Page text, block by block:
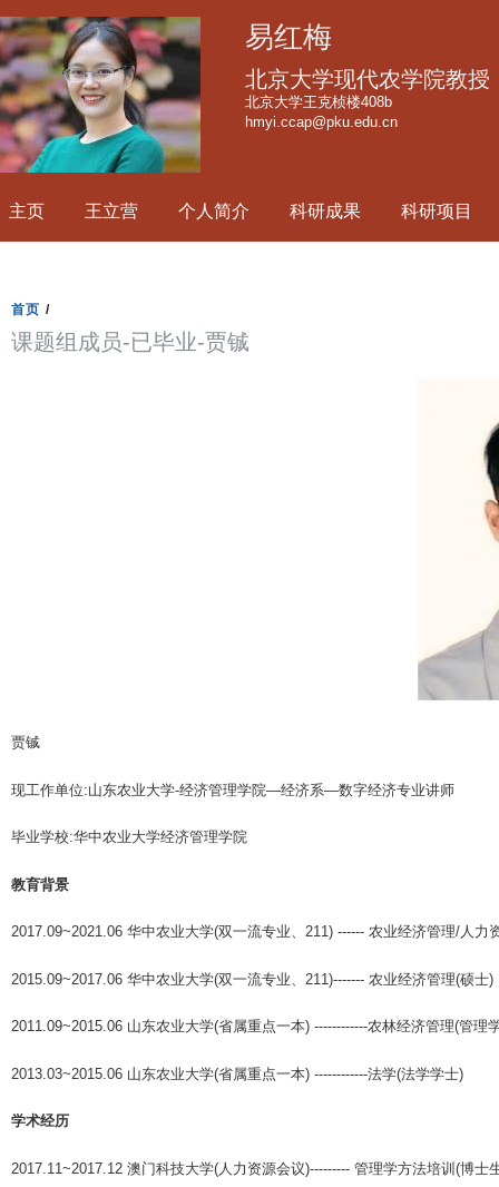
到
内
易红梅
北京大学现代农学院教授
北京大学王克桢楼408b
hmyi.ccap@pku.edu.cn
主页 王立营 个人简介 科研成果 科研项目
首页 /
课题组成员-已毕业-贾铖
贾铖
现工作单位:山东农业大学-经济管理学院—经济系—数字经济专业讲师
毕业学校:华中农业大学经济管理学院
教育背景
2017.09~2021.06 华中农业大学(双一流专业、211) ------ 农业经济管理/人力
2015.09~2017.06 华中农业大学(双一流专业、211)------- 农业经济管理(硕士)
2011.09~2015.06 山东农业大学(省属重点一本) ------------农林经济管理(管理
2013.03~2015.06 山东农业大学(省属重点一本) ------------法学(法学学士)
学术经历
2017.11~2017.12 澳门科技大学(人力资源会议)--------- 管理学方法培训(博士